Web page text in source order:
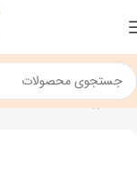
خانه فروشگاه